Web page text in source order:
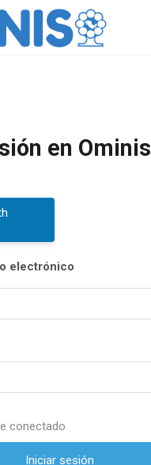
en Ominis
electrónico
conectado